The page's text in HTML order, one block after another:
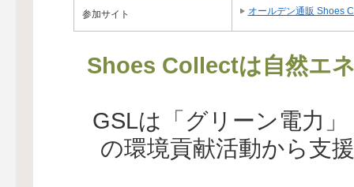
参加サイト オールデン通販 Shoes
Shoes Collectは自然エ
GSLは「グリーン電力
の環境貢献活動から支